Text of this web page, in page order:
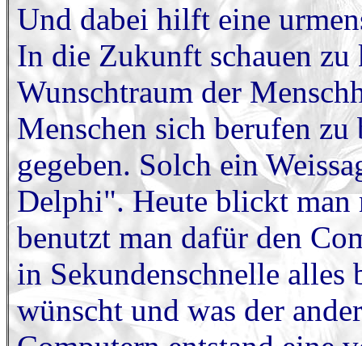
Und dabei hilft eine
In die Zukunft schauen
Wunschtraum der
Menschen sich berufen zu
gegeben. Solch ein
Delphi". Heute blickt man
benutzt man dafür den
in Sekundenschnelle alles
wünscht und was der